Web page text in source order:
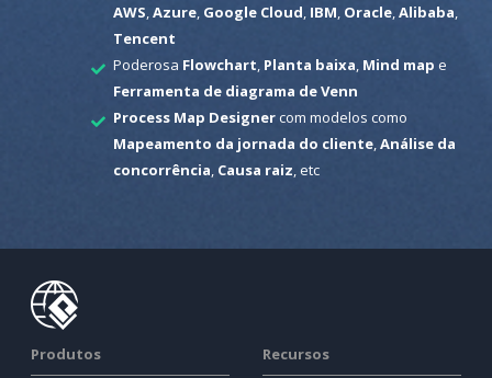
AWS Azure, Google Cloud IBM Oracle, Alibaba
Tencent
Poderosa Flowchart Planta baixa Mind map e
Ferramenta de diagrama de Venn
Process Map Designercom modelos como
Mapeamento da jornada do cliente, Análise da
concorrência Causa raiz , etc
Produtos Recursos